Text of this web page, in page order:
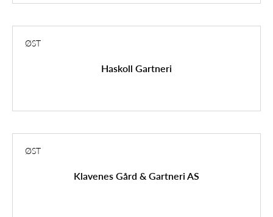
ØST
Haskoll Gartneri
ØST
Klavenes Gård & Gartneri AS